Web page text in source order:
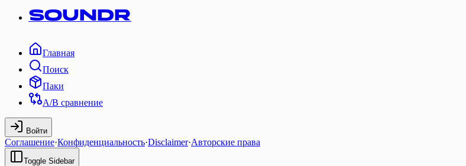
SOUNDR
Главная
Поиск
Паки
A/B сравнение
Войти
Соглашение·Конфиденциальность·Disclaimer·Авторские права
Toggle Sidebar